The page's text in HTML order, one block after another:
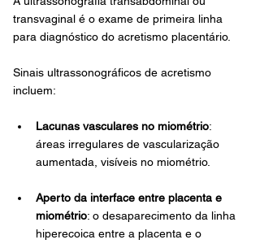
transvaginal é o exame de primeira linha
para diagnóstico do acretismo placentário.
Sinais ultrassonográficos de acretismo
incluem:
Lacunas vasculares no miométrio:
áreas irregulares de vascularização
aumentada, visíveis no miométrio.
Aperto da interface entre placenta e
miométrio: o desaparecimento da linha
hiperecoica entre a placenta e o